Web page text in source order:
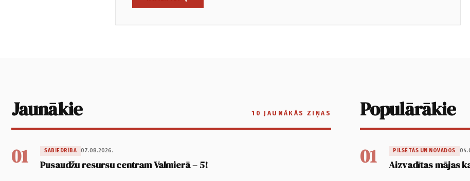
Jaunākie 10 JAUNĀKĀS ZIŅAS
01 SABIEDRĪBA 07.08.2026.
Pusaudžu resursu centram Valmierā – 5!
Populārākie
01 PILSĒTĀS UN NOVADOS
Aizvadītas mājas